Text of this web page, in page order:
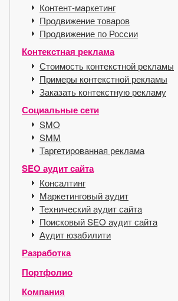
Контент-маркетинг
Продвижение товаров
Продвижение по России
Контекстная реклама
Стоимость контекстной рекламы
Примеры контекстной рекламы
Заказать контекстную рекламу
Социальные сети
SMO
SMM
Таргетированная реклама
SEO аудит сайта
Консалтинг
Маркетинговый аудит
Технический аудит сайта
Поисковый SEO аудит сайта
Аудит юзабилити
Разработка
Портфолио
Компания